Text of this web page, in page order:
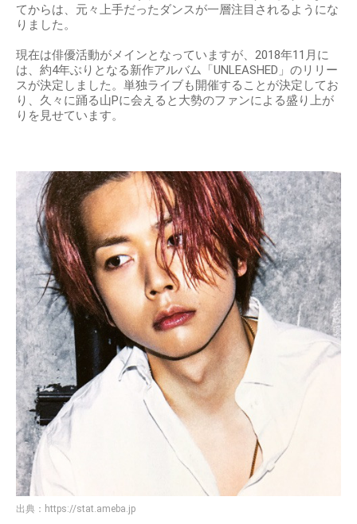
てからは、元々上手だったダンスが一層注目されるようにな
りました。
現在は俳優活動がメインとなっていますが、2018年11月に
は、約4年ぶりとなる新作アルバム「UNLEASHED」のリリー
スが決定しました。単独ライブも開催することが決定してお
り、久々に踊る山Pに会えると大勢のファンによる盛り上が
りを見せています。
出典： https://stat.ameba.jp